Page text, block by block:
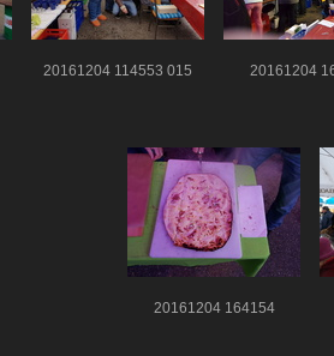
20161204 114553 015 20161204
20161204 164154